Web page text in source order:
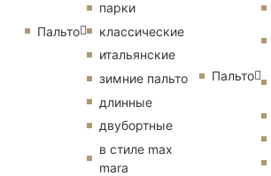
Пальто
парки
классические
итальянские
зимние пальто
длинные
двубортные
в стиле max
mara
Пальто